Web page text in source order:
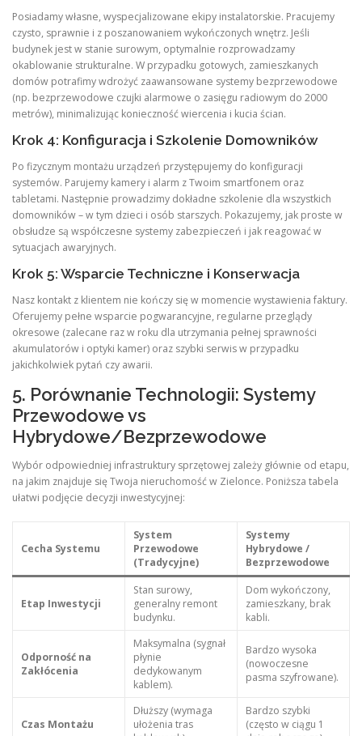
Posiadamy własne, wyspecjalizowane ekipy instalatorskie. Pracujemy
czysto, sprawnie i z poszanowaniem wykończonych wnętrz. Jeśli
budynek jest w stanie surowym, optymalnie rozprowadzamy
okablowanie strukturalne. W przypadku gotowych, zamieszkanych
domów potrafimy wdrożyć zaawansowane systemy bezprzewodowe
(np. bezprzewodowe czujki alarmowe o zasięgu radiowym do 2000
metrów), minimalizując konieczność wiercenia i kucia ścian.
Krok 4: Konfiguracja i Szkolenie Domowników
Po fizycznym montażu urządzeń przystępujemy do konfiguracji
systemów. Parujemy kamery i alarm z Twoim smartfonem oraz
tabletami. Następnie prowadzimy dokładne szkolenie dla wszystkich
domowników – w tym dzieci i osób starszych. Pokazujemy, jak proste w
obsłudze są współczesne systemy zabezpieczeń i jak reagować w
sytuacjach awaryjnych.
Krok 5: Wsparcie Techniczne i Konserwacja
Nasz kontakt z klientem nie kończy się w momencie wystawienia faktury.
Oferujemy pełne wsparcie pogwarancyjne, regularne przeglądy
okresowe (zalecane raz w roku dla utrzymania pełnej sprawności
akumulatorów i optyki kamer) oraz szybki serwis w przypadku
jakichkolwiek pytań czy awarii.
5. Porównanie Technologii: Systemy
Przewodowe vs
Hybrydowe/Bezprzewodowe
Wybór odpowiedniej infrastruktury sprzętowej zależy głównie od etapu,
na jakim znajduje się Twoja nieruchomość w Zielonce. Poniższa tabela
ułatwi podjęcie decyzji inwestycyjnej:
Cecha Systemu
System
Przewodowe
(Tradycyjne)
Systemy
Hybrydowe /
Bezprzewodowe
Etap Inwestycji
Stan surowy,
generalny remont
budynku.
Dom wykończony,
zamieszkany, brak
kabli.
Odporność na
Zakłócenia
Maksymalna (sygnał
płynie
dedykowanym
kablem).
Bardzo wysoka
(nowoczesne
pasma szyfrowane).
Czas Montażu
Dłuższy (wymaga
ułożenia tras
Bardzo szybki
(często w ciągu 1